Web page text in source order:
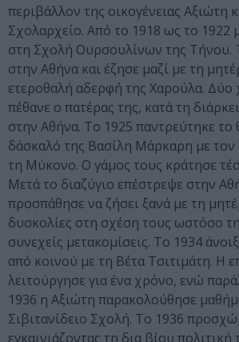
περιβάλλον της οικογένειας Αξιώτη
Σχολαρχείο. Από το 1918 ως το 1922
στη Σχολή Ουρσουλίνων της Τήνου.
στην Αθήνα και έζησε μαζί με τη
ετεροθαλή αδερφή της Χαρούλα. Δύο
πέθανε ο πατέρας της, κατά τη
στην Αθήνα. Το 1925 παντρεύτηκε το
δάσκαλό της Βασίλη Μάρκαρη με τον
τη Μύκονο. Ο γάμος τους κράτησε
Μετά το διαζύγιο επέστρεψε στην
προσπάθησε να ζήσει ξανά με τη
δυσκολίες στη σχέση τους ωστόσο
συνεχείς μετακομίσεις. Το 1934
από κοινού με τη Βέτα Τσιτιμάτη. Η
λειτούργησε για ένα χρόνο, ενώ
1936 η Αξιώτη παρακολούθησε
Σιβιτανίδειο Σχολή. Το 1936
εγκαινιάζοντας τη δια βίου